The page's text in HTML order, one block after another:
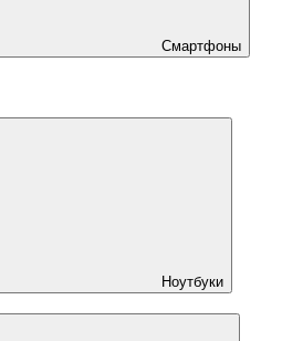
Смартфоны
Ноутбуки